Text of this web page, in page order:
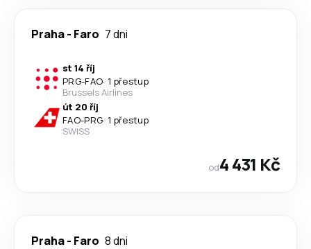
Praha- Faro 7 dni
st 14 říj
PRG-FAO· 1 přestup
Brussels Airlines
út 20 říj
FAO-PRG· 1 přestup
SWISS
od4 431 Kč
Praha- Faro 8 dni